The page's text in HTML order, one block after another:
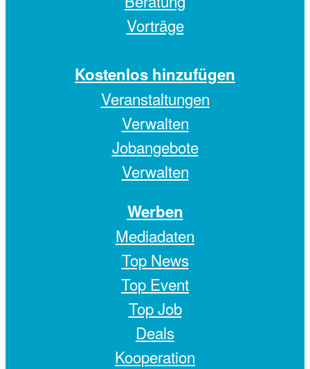
Vorträge
Kostenlos hinzufügen
Veranstaltungen
Verwalten
Jobangebote
Verwalten
Werben
Mediadaten
Top News
Top Event
Top Job
Deals
Kooperation